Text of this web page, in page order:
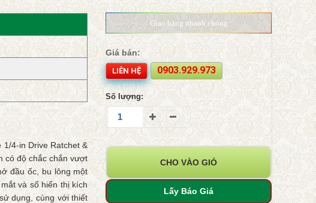
1/4-in Drive Ratchet &
có độ chắc chắn vượt
đầu ốc, bu lông một
và số hiển thị kích
dụng, cùng với thiết
Giao hàng nhanh chóng
Giá bán:
LIÊN HỆ 0903.929.973
Số lượng:
CHO VÀO GIỎ
Lấy Báo Giá